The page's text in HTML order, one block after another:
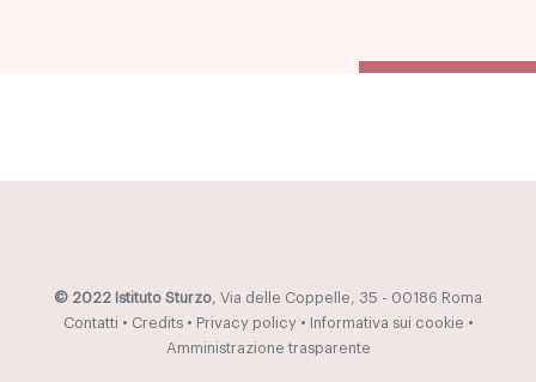
© 2022 Istituto Sturzo, Via delle Coppelle, 35 - 00186 Roma
Contatti • Credits• Privacy policy• Informativa sui cookie •
Amministrazione trasparente